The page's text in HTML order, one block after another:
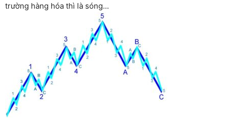
trường hàng hóa thì là sóng...